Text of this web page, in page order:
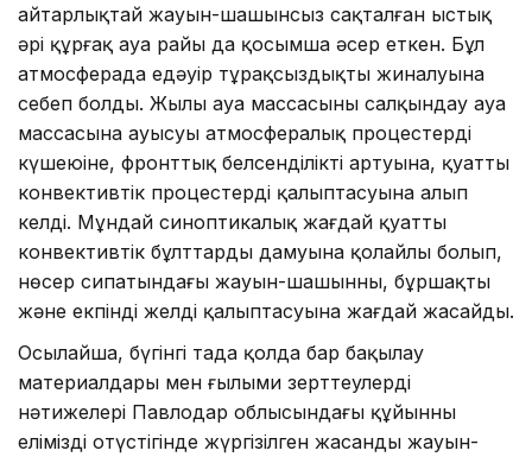
айтарлықтай жауын-шашынсыз сақталған ыстық
әрі құрғақ ауа райы да қосымша әсер еткен. Бұл
атмосферада едәуір тұрақсыздықтың жиналуына
себеп болды. Жылы ауа массасының салқындау ауа
массасына ауысуы атмосфералық процестердің
күшеюіне, фронттық белсенділіктің артуына, қуатты
конвективтік процестердің қалыптасуына алып
келді. Мұндай синоптикалық жағдай қуатты
конвективтік бұлттардың дамуына қолайлы болып,
нөсер сипатындағы жауын-шашынның, бұршақтың
және екпінді желдің қалыптасуына жағдай жасайды.
Осылайша, бүгінгі таңда қолда бар бақылау
материалдары мен ғылыми зерттеулердің
нәтижелері Павлодар облысындағы құйынның
еліміздің оңтүстігінде жүргізілген жасанды жауын-